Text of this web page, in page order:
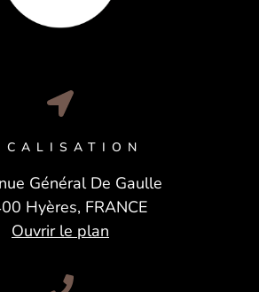
Général De Gaulle
Hyères, FRANCE
Ouvrir le plan